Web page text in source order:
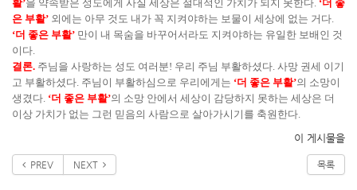
활’을 약속받은 성도에게 사실 세상은 절대적인 가치가 되지 못한다. ‘더 좋
은 부활’ 외에는 아무 것도 내가 꼭 지켜야하는 보물이 세상에 없는 거다.
‘더 좋은 부활’ 만이 내 목숨을 바꾸어서라도 지켜야하는 유일한 보배인 것
이다.
결론. 주님을 사랑하는 성도 여러분! 우리 주님 부활하셨다. 사망 권세 이기
고 부활하셨다. 주님이 부활하심으로 우리에게는 ‘더 좋은 부활’의 소망이
생겼다. ‘더 좋은 부활’의 소망 안에서 세상이 감당하지 못하는 세상은 더
이상 가치가 없는 그런 믿음의 사람으로 살아가시기를 축원한다.
이 게시물을
PREV NEXT 목록